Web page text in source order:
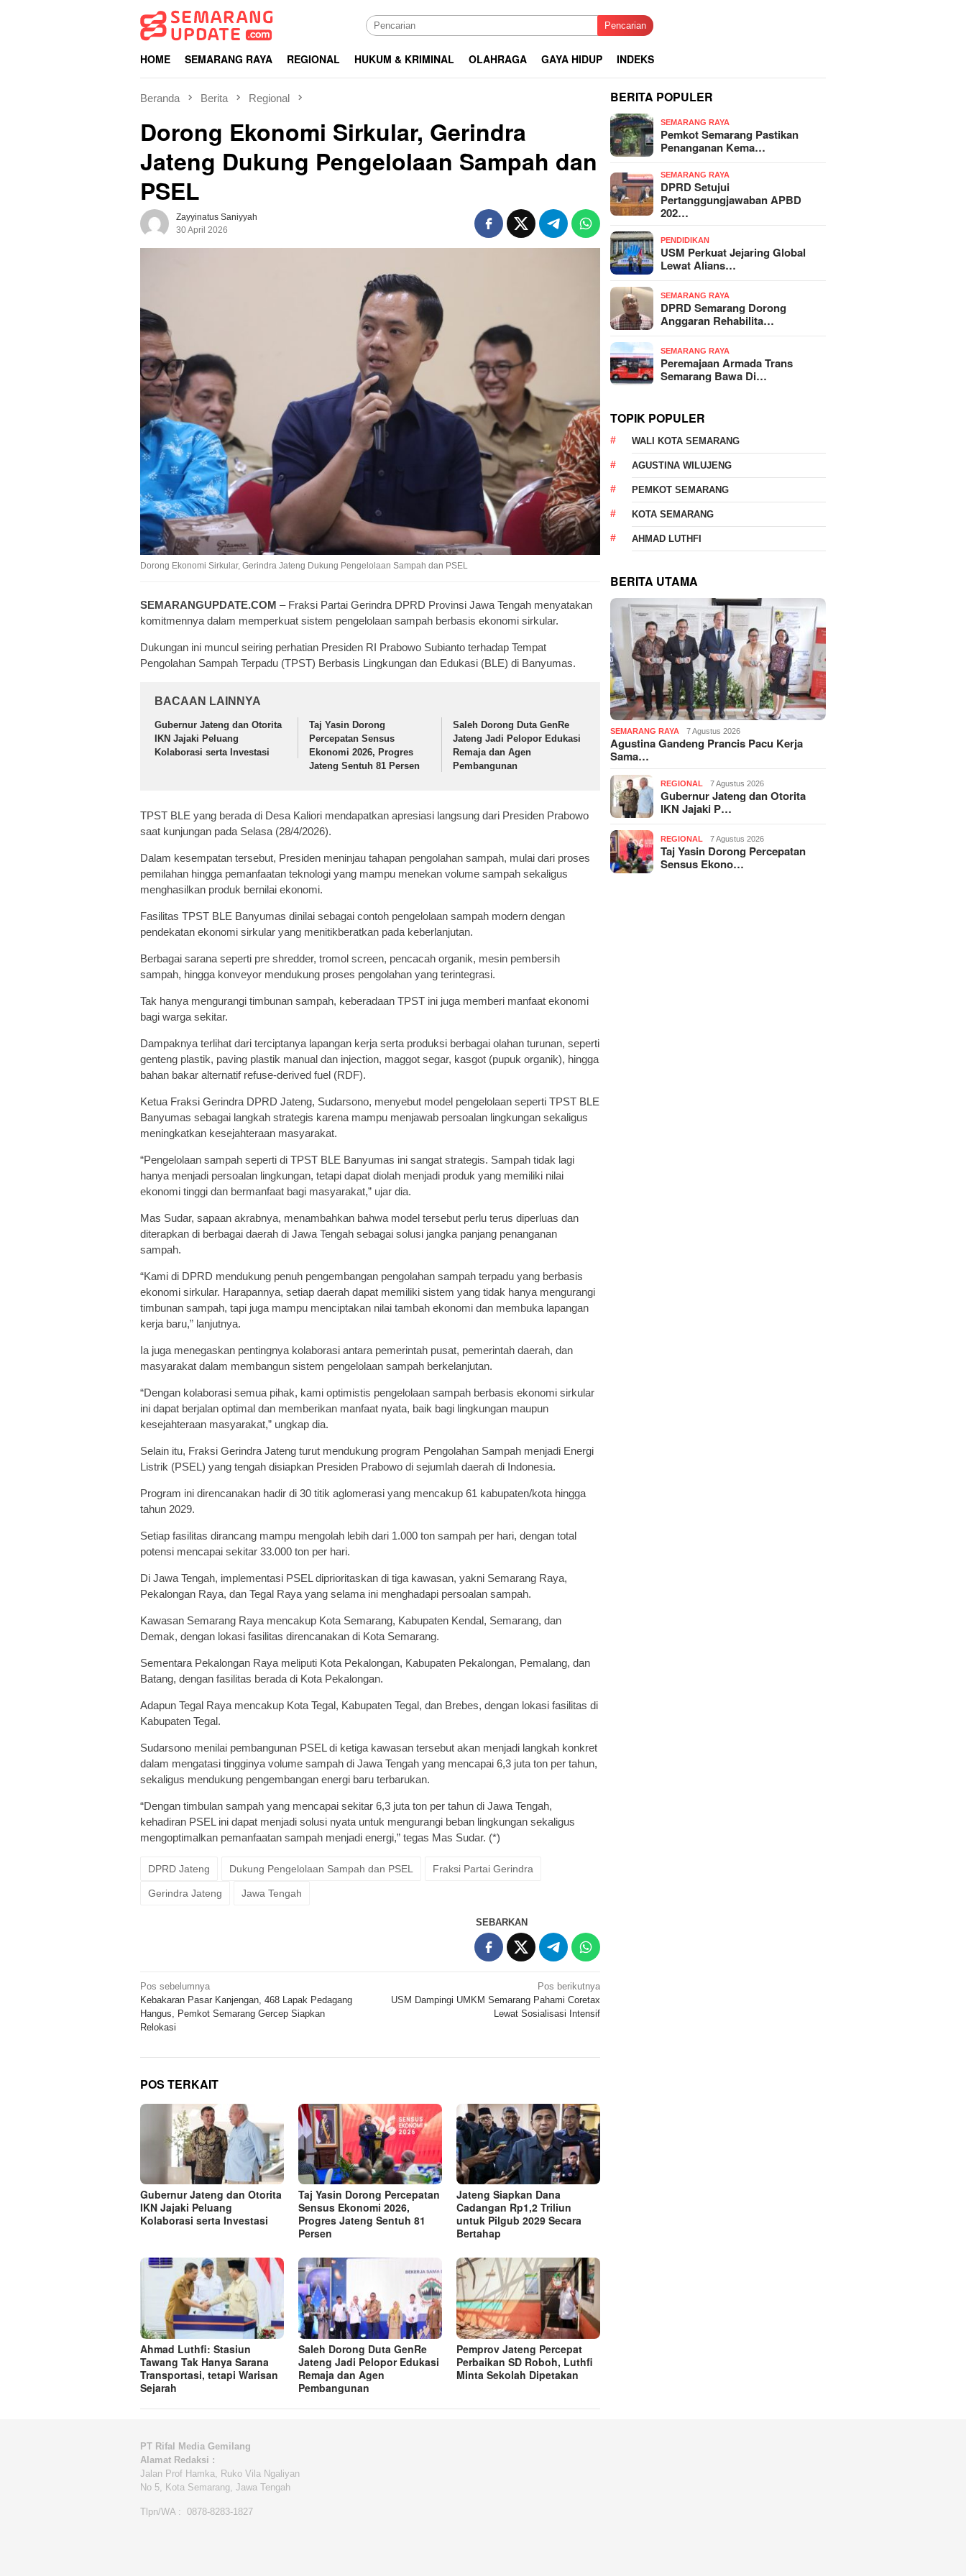
Pencarian
HOME SEMARANG RAYA REGIONAL HUKUM & KRIMINAL OLAHRAGA GAYA HIDUP INDEKS
Beranda Berita Regional
Dorong Ekonomi Sirkular, Gerindra
Jateng Dukung Pengelolaan Sampah dan
PSEL
Zayyinatus Saniyyah
30 April 2026
Dorong Ekonomi Sirkular, Gerindra Jateng Dukung Pengelolaan Sampah dan PSEL
SEMARANGUPDATE.COM – Fraksi Partai Gerindra DPRD Provinsi Jawa Tengah menyatakan
komitmennya dalam memperkuat sistem pengelolaan sampah berbasis ekonomi sirkular.
Dukungan ini muncul seiring perhatian Presiden RI Prabowo Subianto terhadap Tempat
Pengolahan Sampah Terpadu (TPST) Berbasis Lingkungan dan Edukasi (BLE) di Banyumas.
BACAAN LAINNYA
Gubernur Jateng dan Otorita
IKN Jajaki Peluang
Kolaborasi serta Investasi
Taj Yasin Dorong
Percepatan Sensus
Ekonomi 2026, Progres
Jateng Sentuh 81 Persen
Saleh Dorong Duta GenRe
Jateng Jadi Pelopor Edukasi
Remaja dan Agen
Pembangunan
TPST BLE yang berada di Desa Kaliori mendapatkan apresiasi langsung dari Presiden Prabowo
saat kunjungan pada Selasa (28/4/2026).
Dalam kesempatan tersebut, Presiden meninjau tahapan pengolahan sampah, mulai dari proses
pemilahan hingga pemanfaatan teknologi yang mampu menekan volume sampah sekaligus
menghasilkan produk bernilai ekonomi.
Fasilitas TPST BLE Banyumas dinilai sebagai contoh pengelolaan sampah modern dengan
pendekatan ekonomi sirkular yang menitikberatkan pada keberlanjutan.
Berbagai sarana seperti pre shredder, tromol screen, pencacah organik, mesin pembersih
sampah, hingga konveyor mendukung proses pengolahan yang terintegrasi.
Tak hanya mengurangi timbunan sampah, keberadaan TPST ini juga memberi manfaat ekonomi
bagi warga sekitar.
Dampaknya terlihat dari terciptanya lapangan kerja serta produksi berbagai olahan turunan, seperti
genteng plastik, paving plastik manual dan injection, maggot segar, kasgot (pupuk organik), hingga
bahan bakar alternatif refuse-derived fuel (RDF).
Ketua Fraksi Gerindra DPRD Jateng, Sudarsono, menyebut model pengelolaan seperti TPST BLE
Banyumas sebagai langkah strategis karena mampu menjawab persoalan lingkungan sekaligus
meningkatkan kesejahteraan masyarakat.
“Pengelolaan sampah seperti di TPST BLE Banyumas ini sangat strategis. Sampah tidak lagi
hanya menjadi persoalan lingkungan, tetapi dapat diolah menjadi produk yang memiliki nilai
ekonomi tinggi dan bermanfaat bagi masyarakat,” ujar dia.
Mas Sudar, sapaan akrabnya, menambahkan bahwa model tersebut perlu terus diperluas dan
diterapkan di berbagai daerah di Jawa Tengah sebagai solusi jangka panjang penanganan
sampah.
“Kami di DPRD mendukung penuh pengembangan pengolahan sampah terpadu yang berbasis
ekonomi sirkular. Harapannya, setiap daerah dapat memiliki sistem yang tidak hanya mengurangi
timbunan sampah, tapi juga mampu menciptakan nilai tambah ekonomi dan membuka lapangan
kerja baru,” lanjutnya.
Ia juga menegaskan pentingnya kolaborasi antara pemerintah pusat, pemerintah daerah, dan
masyarakat dalam membangun sistem pengelolaan sampah berkelanjutan.
“Dengan kolaborasi semua pihak, kami optimistis pengelolaan sampah berbasis ekonomi sirkular
ini dapat berjalan optimal dan memberikan manfaat nyata, baik bagi lingkungan maupun
kesejahteraan masyarakat,” ungkap dia.
Selain itu, Fraksi Gerindra Jateng turut mendukung program Pengolahan Sampah menjadi Energi
Listrik (PSEL) yang tengah disiapkan Presiden Prabowo di sejumlah daerah di Indonesia.
Program ini direncanakan hadir di 30 titik aglomerasi yang mencakup 61 kabupaten/kota hingga
tahun 2029.
Setiap fasilitas dirancang mampu mengolah lebih dari 1.000 ton sampah per hari, dengan total
potensi mencapai sekitar 33.000 ton per hari.
Di Jawa Tengah, implementasi PSEL diprioritaskan di tiga kawasan, yakni Semarang Raya,
Pekalongan Raya, dan Tegal Raya yang selama ini menghadapi persoalan sampah.
Kawasan Semarang Raya mencakup Kota Semarang, Kabupaten Kendal, Semarang, dan
Demak, dengan lokasi fasilitas direncanakan di Kota Semarang.
Sementara Pekalongan Raya meliputi Kota Pekalongan, Kabupaten Pekalongan, Pemalang, dan
Batang, dengan fasilitas berada di Kota Pekalongan.
Adapun Tegal Raya mencakup Kota Tegal, Kabupaten Tegal, dan Brebes, dengan lokasi fasilitas di
Kabupaten Tegal.
Sudarsono menilai pembangunan PSEL di ketiga kawasan tersebut akan menjadi langkah konkret
dalam mengatasi tingginya volume sampah di Jawa Tengah yang mencapai 6,3 juta ton per tahun,
sekaligus mendukung pengembangan energi baru terbarukan.
“Dengan timbulan sampah yang mencapai sekitar 6,3 juta ton per tahun di Jawa Tengah,
kehadiran PSEL ini dapat menjadi solusi nyata untuk mengurangi beban lingkungan sekaligus
mengoptimalkan pemanfaatan sampah menjadi energi,” tegas Mas Sudar. (*)
DPRD Jateng Dukung Pengelolaan Sampah dan PSEL Fraksi Partai Gerindra
Gerindra Jateng Jawa Tengah
SEBARKAN
Navigasi
pos
Pos sebelumnya
Kebakaran Pasar Kanjengan, 468 Lapak Pedagang
Hangus, Pemkot Semarang Gercep Siapkan
Relokasi
Pos berikutnya
USM Dampingi UMKM Semarang Pahami Coretax
Lewat Sosialisasi Intensif
POS TERKAIT
Gubernur Jateng dan Otorita
IKN Jajaki Peluang
Kolaborasi serta Investasi
Taj Yasin Dorong Percepatan
Sensus Ekonomi 2026,
Progres Jateng Sentuh 81
Persen
Jateng Siapkan Dana
Cadangan Rp1,2 Triliun
untuk Pilgub 2029 Secara
Bertahap
Ahmad Luthfi: Stasiun
Tawang Tak Hanya Sarana
Transportasi, tetapi Warisan
Sejarah
Saleh Dorong Duta GenRe
Jateng Jadi Pelopor Edukasi
Remaja dan Agen
Pembangunan
Pemprov Jateng Percepat
Perbaikan SD Roboh, Luthfi
Minta Sekolah Dipetakan
BERITA POPULER
SEMARANG RAYA
Pemkot Semarang Pastikan
Penanganan Kema…
SEMARANG RAYA
DPRD Setujui
Pertanggungjawaban APBD
202…
PENDIDIKAN
USM Perkuat Jejaring Global
Lewat Alians…
SEMARANG RAYA
DPRD Semarang Dorong
Anggaran Rehabilita…
SEMARANG RAYA
Peremajaan Armada Trans
Semarang Bawa Di…
TOPIK POPULER
WALI KOTA SEMARANG
AGUSTINA WILUJENG
PEMKOT SEMARANG
KOTA SEMARANG
AHMAD LUTHFI
BERITA UTAMA
SEMARANG RAYA 7 Agustus 2026
Agustina Gandeng Prancis Pacu Kerja
Sama…
REGIONAL 7 Agustus 2026
Gubernur Jateng dan Otorita
IKN Jajaki P…
REGIONAL 7 Agustus 2026
Taj Yasin Dorong Percepatan
Sensus Ekono…
PT Rifal Media Gemilang
Alamat Redaksi :
Jalan Prof Hamka, Ruko Vila Ngaliyan
No 5, Kota Semarang, Jawa Tengah
Tlpn/WA : 0878-8283-1827